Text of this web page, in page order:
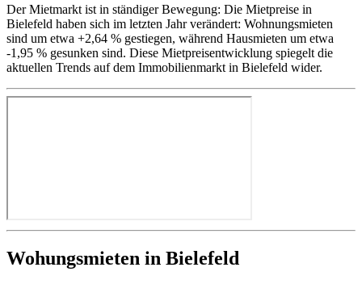
Der Mietmarkt ist in ständiger Bewegung: Die Mietpreise in
Bielefeld haben sich im letzten Jahr verändert: Wohnungsmieten
sind um etwa +2,64 % gestiegen, während Hausmieten um etwa
-1,95 % gesunken sind. Diese Mietpreisentwicklung spiegelt die
aktuellen Trends auf dem Immobilienmarkt in Bielefeld wider.
Wohungsmieten in Bielefeld